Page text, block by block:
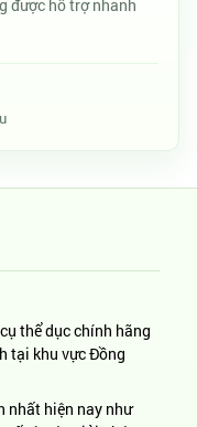
được hỗ trợ nhanh
thể dục chính hãng
tại khu vực Đồng
nhất hiện nay như